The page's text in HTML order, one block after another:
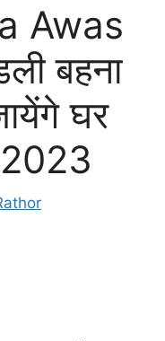
Awas
बहना
घर